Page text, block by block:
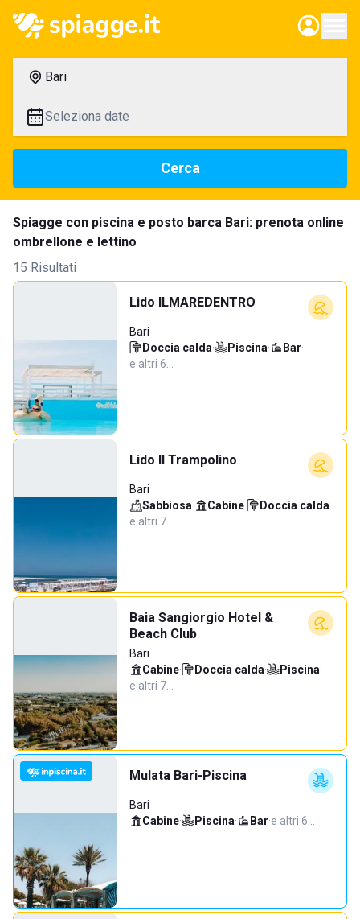
Bari
Seleziona date
Cerca
Spiagge con piscina e posto barca Bari: prenota online
ombrellone e lettino
15 Risultati
Lido ILMAREDENTRO
Bari
Doccia calda· Piscina· Bar·
e altri 6…
Lido Il Trampolino
Bari
Sabbiosa· Cabine· Doccia calda·
e altri 7…
Baia Sangiorgio Hotel &
Beach Club
Bari
Cabine· Doccia calda· Piscina·
e altri 7…
Mulata Bari-Piscina
Bari
Cabine· Piscina· Bar·e altri 6…